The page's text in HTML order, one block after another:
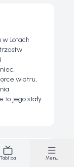
Lotach
wiatru,
jego stały
Tablica Menu